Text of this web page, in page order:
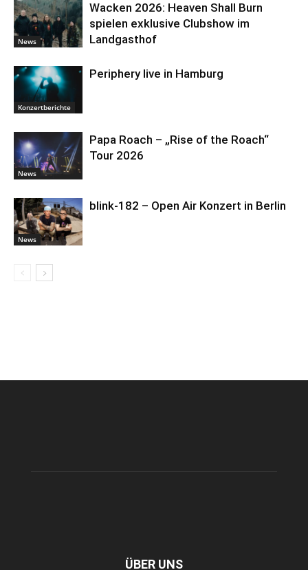
News
Wacken 2026: Heaven Shall Burn
spielen exklusive Clubshow im
Landgasthof
Konzertberichte
Periphery live in Hamburg
News
Papa Roach – „Rise of the Roach“
Tour 2026
News
blink-182 – Open Air Konzert in Berlin
ÜBER UNS